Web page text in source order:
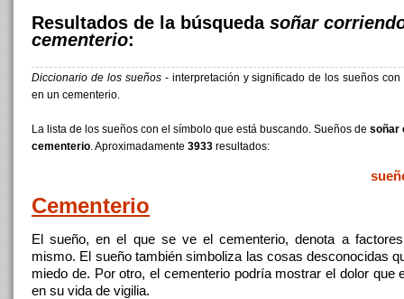
Resultados de la búsqueda soñar
cementerio:
Diccionario de los sueños- interpretación y significado de los sueños con
en un cementerio.
La lista de los sueños con el símbolo que está buscando. Sueños de soñar
cementerio. Aproximadamente 3933 resultados:
Cementerio
El sueño,en el que se ve elcementerio, denota a
mismo. El sueño también simboliza las cosas desconocidas
miedo de. Por otro, el cementeriopodría mostrar el dolor que
en su vida de vigilia.